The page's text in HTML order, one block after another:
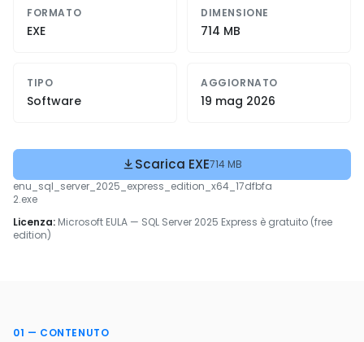
FORMATO
EXE
DIMENSIONE
714 MB
TIPO
Software
AGGIORNATO
19 mag 2026
Scarica EXE714 MB
enu_sql_server_2025_express_edition_x64_17dfbfa
2.exe
Licenza: Microsoft EULA — SQL Server 2025 Express è gratuito (free
edition)
01 — CONTENUTO